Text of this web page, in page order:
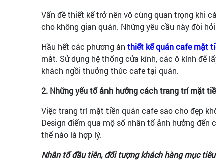
Vấn đề thiết kế trở nên vô cùng quan trọng khi
cho không gian quán. Những yêu cầu này đòi
Hầu hết các phương án thiết kế quán cafe mặt
mắt. Sử dụng hệ thống cửa kính, các ô kính để
khách ngồi thưởng thức cafe tại quán.
2. Những yếu tố ảnh hưởng cách trang trí mặt
Việc trang trí mặt tiền quán cafe sao cho đẹp
Design điểm qua mộ số nhân tố ảnh hưởng
thế nào là hợp lý.
Nhân tố đầu tiên, đối tượng khách hàng mục tiêu